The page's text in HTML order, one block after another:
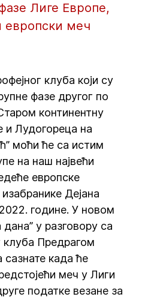
Лиге Европе,
европски меч
клуба који су
фазе другог по
континентну
и Лудогореца на
моћи ће са истим
на наш највећи
европске
Дејана
године. У новом
у разговору са
Предрагом
када ће
меч у Лиги
податке везане за